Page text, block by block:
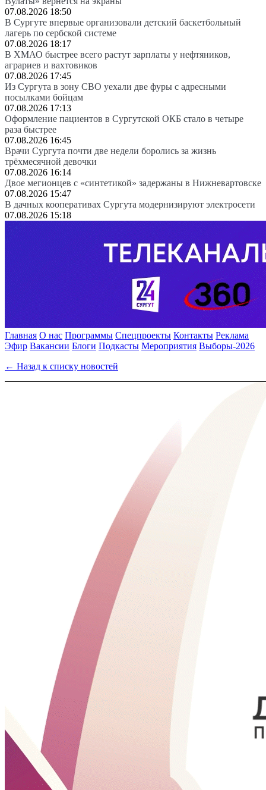
07.08.2026 18:50
В Сургуте впервые организовали детский баскетбольный
лагерь по сербской системе
07.08.2026 18:17
В ХМАО быстрее всего растут зарплаты у нефтяников,
аграриев и вахтовиков
07.08.2026 17:45
Из Сургута в зону СВО уехали две фуры с адресными
посылками бойцам
07.08.2026 17:13
Оформление пациентов в Сургутской ОКБ стало в четыре
раза быстрее
07.08.2026 16:45
Врачи Сургута почти две недели боролись за жизнь
трёхмесячной девочки
07.08.2026 16:14
Двое мегионцев с «синтетикой» задержаны в Нижневартовске
07.08.2026 15:47
В дачных кооперативах Сургута модернизируют электросети
07.08.2026 15:18
Главная О нас Программы Спецпроекты Контакты Реклама
Эфир Вакансии Блоги Подкасты Мероприятия Выборы-2026
← Назад к списку новостей